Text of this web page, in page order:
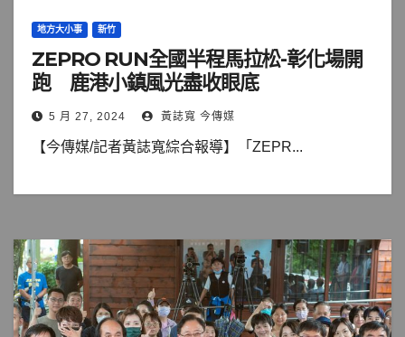
地方大小事 新竹
ZEPRO RUN全國半程馬拉松-彰化場開
跑 鹿港小鎮風光盡收眼底
5 月 27, 2024 黃誌寬 今傳媒
【今傳媒/記者黃誌寬綜合報導】「ZEPR...